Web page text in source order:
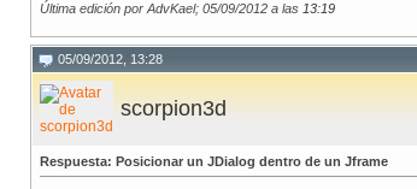
Última edición por AdvKael; 05/09/2012 a las 13:19
05/09/2012, 13:28
scorpion3d
Respuesta: Posicionar un JDialog dentro de un Jframe